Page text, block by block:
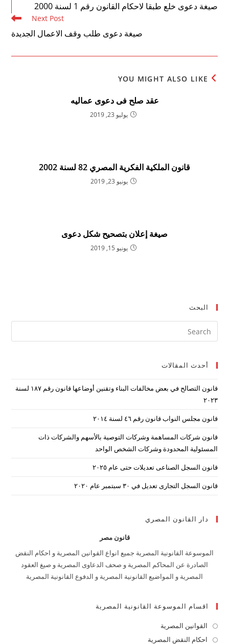
articles
صيغة دعوى خلع طبقا لاحكام القانون رقم 1 لسنة 2000
Next Post
صيغة دعوى طلب وقف الاعمال الجديدة
YOU MIGHT ALSO LIKE
عقد صلح فى دعوى عماليه
يوليو 23, 2019
قانون الملكية الفكرية المصري 82 لسنة 2002
يونيو 23, 2019
صيغة إعلان بتصحيح شكل دعوى
يونيو 15, 2019
البحث
أحدث المقالات
قانون التصالح في بعض مخالفات البناء وتقنين أوضاعها قانون رقم ۱۸۷ لسنة
۲۰۲۳
قانون مجلس النواب قانون رقم ٤٦ لسنة ٢٠١٤
قانون شركات المساهمة وشركات التوصية بالأسهم والشركات ذات
المسئولية المحدودة وشركات الشخص الواحد
قانون السجل الصناعى تعديلات حتى عام ٢٠٢٥
قانون السجل التجارى تعديل في ٣٠ سبتمبر عام ٢٠٢٠
دار القانون المصري
قانون مصر
الموسوعة القانونية المصرية جميع انواع القوانين المصرية و احكام النقض
الصادرة عن المحاكم المصرية و صحف الدعاوى المصرية و صيغ العقود
المصرية و المواضيع القانونية المصرية و الدفوع القانونية المصرية
اقسام الموسوعة القانونية المصرية
القوانين المصرية
in
احكام النقض المصرية